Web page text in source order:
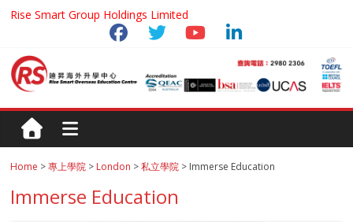
Rise Smart Group Holdings Limited
Home >專上學院 > London >私立學院 > Immerse Education
Immerse Education